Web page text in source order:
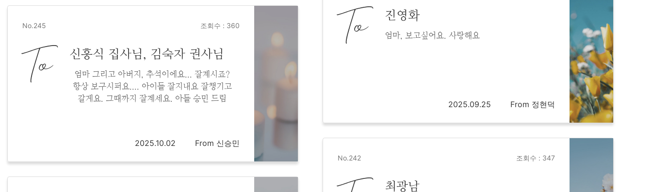
No.245 조회수 : 360
To 신홍식 집사님, 김숙자 권사님
엄마 그리고 아버지, 추석이에요... 잘계시죠?
항상 보구시퍼요.... 아이들 잘지내요 잘챙기고
갈게요. 그때까지 잘계세요. 아들 승민 드림
2025.10.02 From 신승민
To 진영화
엄마, 보고싶어요. 사랑해요
2025.09.25 From 정현덕
No.242 조회수 : 347
최광남